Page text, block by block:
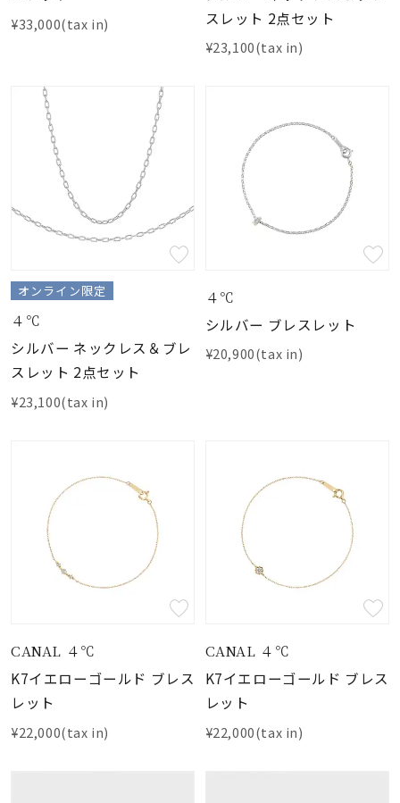
¥33,000(tax in)
スレット 2点セット
¥23,100(tax in)
オンライン限定
４℃
シルバー ネックレス＆ブレ
スレット 2点セット
¥23,100(tax in)
４℃
シルバー ブレスレット
¥20,900(tax in)
CANAL ４℃
K7イエローゴールド ブレス
レット
¥22,000(tax in)
CANAL ４℃
K7イエローゴールド ブレス
レット
¥22,000(tax in)